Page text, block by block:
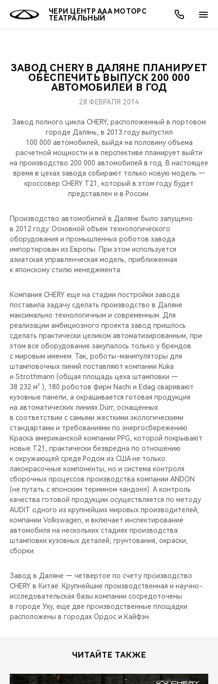
ЧЕРИ ЦЕНТР ААА МОТОРС
ТЕАТРАЛЬНЫЙ
МОДЕЛИ
КРОССОВЕРЫ
СЕДАНЫ
НОВИНКИ
ПОКУПАТЕЛЯМ
КРЕДИТ И СТРАХОВАНИЕ
ВЛАДЕЛЬЦАМ
ЗАПЧАСТИ И АКСЕССУАРЫ
ПОДДЕРЖКА
МИР CHERY
О БРЕНДЕ
CHERY В СОЦСЕТЯХ
БЛАГОТВОРИТЕЛЬНОСТЬ
CHERY REMOTE
CHERY И СПОРТ
НАШИ МЕРОПРИЯТИЯ
ВИДЕООБЗОРЫ
CHERY ДЛЯ ДЕТЕЙ
АКЦИИ
ОНЛАЙН СЕРВИСЫ
КРЕДИТ
О КОМПАНИИ
МЫ В СОЦСЕТЯХ
ЗАВОД CHERY В ДАЛЯНЕ ПЛАНИРУЕТ
ОБЕСПЕЧИТЬ ВЫПУСК 200 000
АВТОМОБИЛЕЙ В ГОД
28 ФЕВРАЛЯ 2014
Завод полного цикла CHERY, расположенный в портовом
городе Далянь, в 2013 году выпустил
100 000 автомобилей, выйдя на половину объема
расчетной мощности и в перспективе планирует выйти
на производство 200 000 автомобилей в год. В настоящее
время в цехах завода собирают только новую модель —
кроссовер CHERY T21, который в этом году будет
представлен и в России.
Производство автомобилей в Даляне было запущено
в 2012 году. Основной объем технологического
оборудования и промышленных роботов завода
импортирован из Европы. При этом используется
азиатская управленческая модель, приближенная
к японскому стилю менеджмента.
Компания CHERY еще на стадии постройки завода
поставила задачу сделать производство в Даляне
максимально технологичным и современным. Для
реализации амбициозного проекта завод пришлось
сделать практически целиком автоматизированным, при
этом все оборудование закупалось только у брендов
с мировым именем. Так, роботы-манипуляторы для
штамповочных линий поставляют компании Kuka
и Strothmann (общая площадь цеха штамповки —
38 232 м² ), 180 роботов фирм Nachi и Edag сваривают
кузовные панели, а окрашивается готовая продукция
на автоматических линиях Dürr, оснащенных
в соответствии с самыми жесткими экологическими
стандартами и требованиями по энергосбережению.
Краска американской компании PPG, которой покрывают
новые T21, практически безвредна по отношению
к окружающей среде.Родом из США не только
лакокрасочные компоненты, но и система контроля
сборочных процессов производства компании ANDON
(не путать с японским термином «андон»). А контроль
качества готовой продукции осуществляется по методу
AUDIT одного из крупнейших мировых производителей,
компании Volkswagen, и включает инспектирование
автомобиля на нескольких стадиях производства:
штамповки кузовных деталей, грунтования, окраски,
сборки.
Завод в Даляне — четвертое по счету производство
CHERY в Китае. Крупнейшие производственная и научно-
исследовательская базы компании сосредоточены
в городе Уху, еще две производственные площадки
расположены в городах Ордос и Кайфэн.
ЧИТАЙТЕ ТАКЖЕ